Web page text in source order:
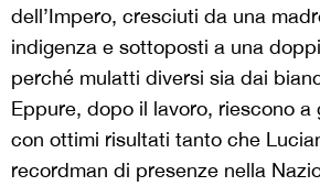
dell’Impero, cresciuti da una
indigenza e sottoposti a una
perché mulatti diversi sia dai
Eppure, dopo il lavoro, riescono a
con ottimi risultati tanto che
recordman di presenze nella